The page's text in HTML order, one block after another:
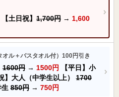
【土日祝】 1,700円 → 1,600
オル＋バスタオル付）100円引き
1600円 → 1500円
【平日】小
】大人（中学生以上） 1700
生 850円 → 750円